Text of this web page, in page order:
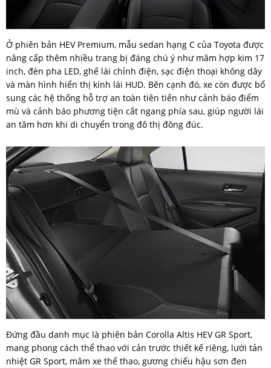
Ở phiên bản HEV Premium, mẫu sedan hạng C của Toyota được
nâng cấp thêm nhiều trang bị đáng chú ý như mâm hợp kim 17
inch, đèn pha LED, ghế lái chỉnh điện, sạc điện thoại không dây
và màn hình hiển thị kính lái HUD. Bên cạnh đó, xe còn được bổ
sung các hệ thống hỗ trợ an toàn tiên tiến như cảnh báo điểm
mù và cảnh báo phương tiện cắt ngang phía sau, giúp người lái
an tâm hơn khi di chuyển trong đô thị đông đúc.
Đứng đầu danh mục là phiên bản Corolla Altis HEV GR Sport,
mang phong cách thể thao với cản trước thiết kế riêng, lưới tản
nhiệt GR Sport, mâm xe thể thao, gương chiếu hậu sơn đen